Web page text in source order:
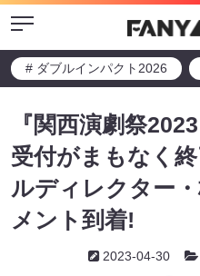
Menu
# ダブルインパクト2026
『関西演劇祭
受付がまもなく
ルディレクター
メント到着!
2023-04-30